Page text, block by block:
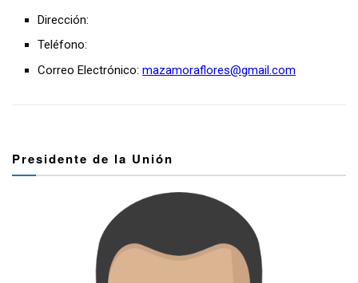
Dirección:
Teléfono:
Correo Electrónico:mazamoraflores@gmail.com
Presidente de la Unión